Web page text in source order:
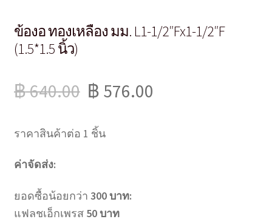
ข้องอ ทองเหลือง มม. L1-1/2″Fx1-1/2″F
(1.5*1.5 นิ้ว)
฿640.00 ฿ 576.00
ราคาสินค้าต่อ 1 ชิ้น
ค่าจัดส่ง:
ยอดซื้อน้อยกว่า 300 บาท:
แฟลชเอ็กเพรส 50 บาท